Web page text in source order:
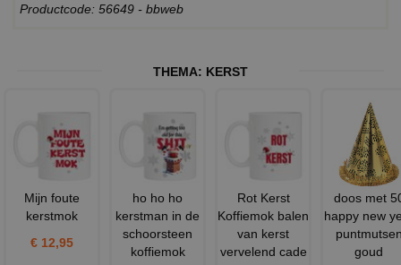
Productcode: 56649 - bbweb
THEMA: KERST
Mijn foute
kerstmok
€ 12,95
ho ho ho
kerstman in de
schoorsteen
koffiemok
Rot Kerst
Koffiemok balen
van kerst
vervelend cade
doos met
happy new
goud